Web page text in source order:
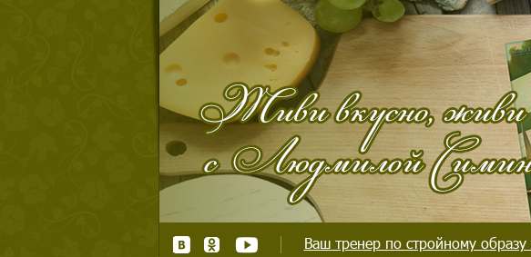
Ваш тренер по стройному